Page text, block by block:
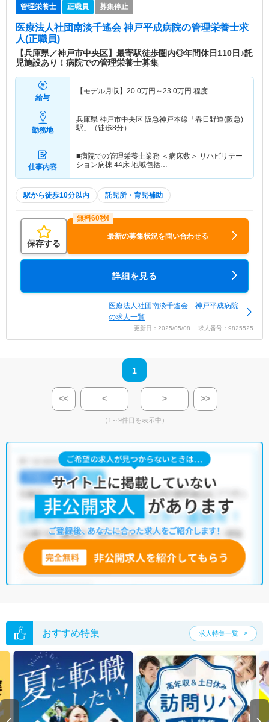
管理栄養士 正職員 募集停止
医療法人社団南淡千遙会 神戸平成病院の管理栄養士求
人(正職員)
【兵庫県／神戸市中央区】最寄駅徒歩圏内◎年間休日110日♪託
児施設あり！病院での管理栄養士募集
給与
【モデル月収】 20.0万円～23.0万円 程度
勤務地
兵庫県 神戸市中央区 阪急神戸本線「春日野道(阪急)
駅」（徒歩8分）
仕事内容
■病院での管理栄養士業務 ＜病床数＞ リハビリテー
ション病棟 44床 地域包括…
駅から徒歩10分以内 託児所・育児補助
保存する
最新の募集状況を問い合わせる
詳細を見る
医療法人社団南淡千遙会 神戸平成病院
の求人一覧
更新日：2025/05/08 求人番号：9825525
1
<< < > >>
（1～9件目を表示中）
おすすめ特集 求人特集一覧